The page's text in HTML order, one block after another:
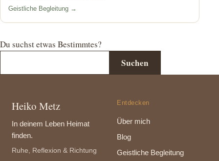
Geistliche Begleitung →
Du suchst etwas Bestimmtes?
Suchen
Heiko Metz
In deinem Leben Heimat
finden.
Ruhe, Reflexion & Richtung
Entdecken
Über mich
Blog
Geistliche Begleitung